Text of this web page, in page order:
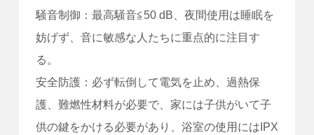
騒音制御：最高騒音≦50 dB、夜間使用は睡眠を
妨げず、音に敏感な人たちに重点的に注目す
る。
安全防護：必ず転倒して電気を止め、過熱保
護、難燃性材料が必要で、家には子供がいて子
供の鍵をかける必要があり、浴室の使用にはIPX